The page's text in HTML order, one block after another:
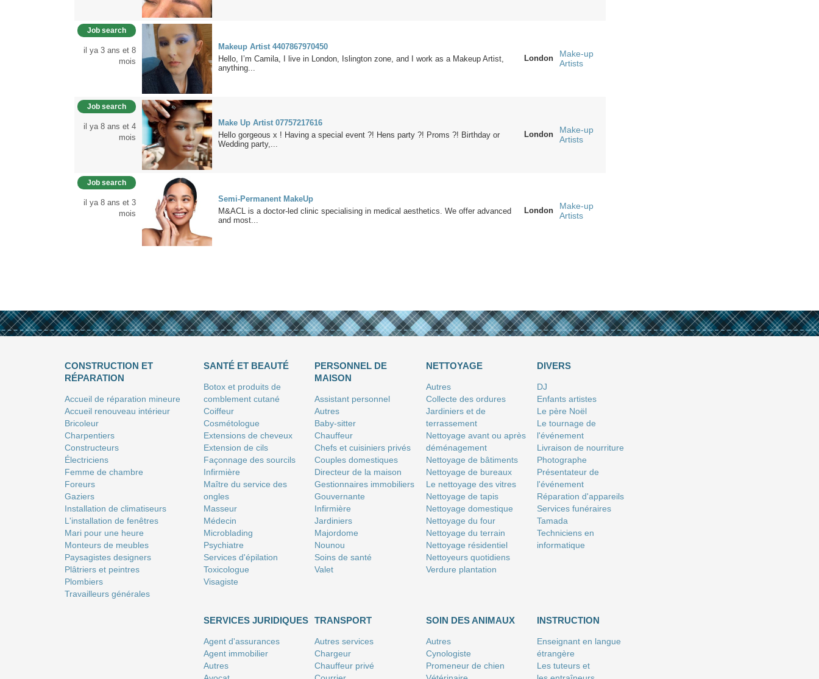
Job search
il ya 3 ans et 8
mois
Makeup Artist 4407867970450
Hello, I’m Camila, I live in London, Islington zone, and I work as a Makeup Artist,
anything...
London
Make-up
Artists
Job search
il ya 8 ans et 4
mois
Make Up Artist 07757217616
Hello gorgeous х ! Having a special event ?! Hens party ?! Proms ?! Birthday or
Wedding party,...
London
Make-up
Artists
Job search
il ya 8 ans et 3
mois
Semi-Permanent MakeUp
M&ACL is a doctor-led clinic specialising in medical aesthetics. We offer advanced
and most...
London
Make-up
Artists
CONSTRUCTION ET
RÉPARATION
Accueil de réparation mineure
Accueil renouveau intérieur
Bricoleur
Charpentiers
Constructeurs
Électriciens
Femme de chambre
Foreurs
Gaziers
Installation de climatiseurs
L'installation de fenêtres
Mari pour une heure
Monteurs de meubles
Paysagistes designers
Plâtriers et peintres
Plombiers
Travailleurs générales
SANTÉ ET BEAUTÉ
Botox et produits de
comblement cutané
Coiffeur
Сosmétologue
Extensions de cheveux
Extension de cils
Façonnage des sourcils
Infirmière
Maître du service des
ongles
Masseur
Médecin
Microblading
Psychiatre
Services d'épilation
Toxicologue
Visagiste
PERSONNEL DE
MAISON
Assistant personnel
Autres
Baby-sitter
Chauffeur
Chefs et cuisiniers privés
Couples domestiques
Directeur de la maison
Gestionnaires immobiliers
Gouvernante
Infirmière
Jardiniers
Majordome
Nounou
Soins de santé
Valet
NETTOYAGE
Autres
Collecte des ordures
Jardiniers et de
terrassement
Nettoyage avant ou après
déménagement
Nettoyage de bâtiments
Nettoyage de bureaux
Le nettoyage des vitres
Nettoyage de tapis
Nettoyage domestique
Nettoyage du four
Nettoyage du terrain
Nettoyage résidentiel
Nettoyeurs quotidiens
Verdure plantation
DIVERS
DJ
Enfants artistes
Le père Noël
Le tournage de
l'événement
Livraison de nourriture
Photographe
Présentateur de
l'événement
Réparation d'appareils
Services funéraires
Tamada
Techniciens en
informatique
SERVICES JURIDIQUES
Agent d'assurances
Agent immobilier
Autres
TRANSPORT
Autres services
Chargeur
Chauffeur privé
SOIN DES ANIMAUX
Autres
Cynologiste
Promeneur de chien
INSTRUCTION
Enseignant en langue
étrangère
Les tuteurs et